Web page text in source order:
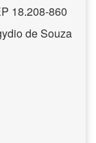
18.208-860
de Souza